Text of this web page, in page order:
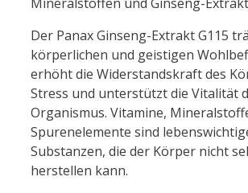
Der Panax Ginseng-Extrakt G115
körperlichen und geistigen
erhöht die Widerstandskraft des
Stress und unterstützt die Vitalität
Organismus. Vitamine,
Spurenelemente sind
Substanzen, die der Körper nicht
herstellen kann.